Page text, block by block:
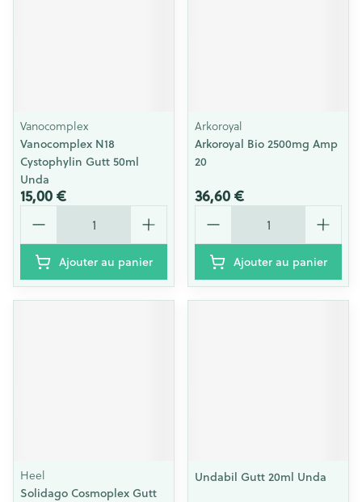
Vanocomplex
Vanocomplex N18
Cystophylin Gutt 50ml
Unda
15,00 €
Quantité
Ajouter au panier
Arkoroyal
Arkoroyal Bio 2500mg Amp
20
36,60 €
Quantité
Ajouter au panier
Heel
Solidago Cosmoplex Gutt
Undabil Gutt 20ml Unda